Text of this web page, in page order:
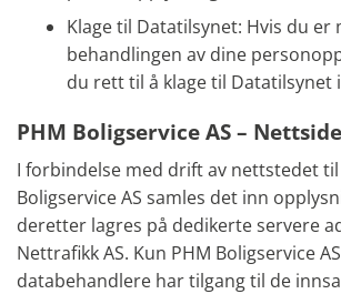
Klage til Datatilsynet: Hvis du
behandlingen av dine
du rett til å klage til Datatilsynet
PHM Boligservice AS –
I forbindelse med drift av nettstedet til
Boligservice AS samles det inn
deretter lagres på dedikerte servere
Nettrafikk AS. Kun PHM Boligservice
databehandlere har tilgang til de